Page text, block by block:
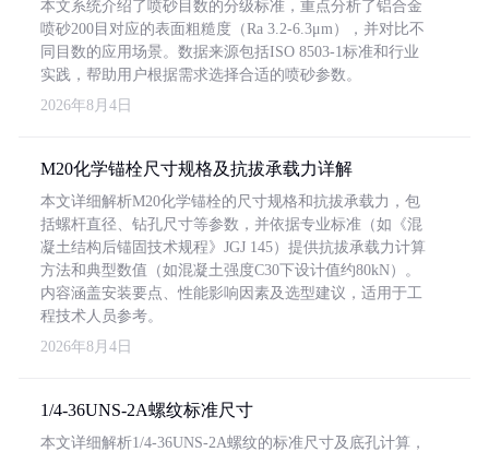
本文系统介绍了喷砂目数的分级标准，重点分析了铝合金
喷砂200目对应的表面粗糙度（Ra 3.2-6.3μm），并对比不
同目数的应用场景。数据来源包括ISO 8503-1标准和行业
实践，帮助用户根据需求选择合适的喷砂参数。
2026年8月4日
M20化学锚栓尺寸规格及抗拔承载力详解
本文详细解析M20化学锚栓的尺寸规格和抗拔承载力，包
括螺杆直径、钻孔尺寸等参数，并依据专业标准（如《混
凝土结构后锚固技术规程》JGJ 145）提供抗拔承载力计算
方法和典型数值（如混凝土强度C30下设计值约80kN）。
内容涵盖安装要点、性能影响因素及选型建议，适用于工
程技术人员参考。
2026年8月4日
1/4-36UNS-2A螺纹标准尺寸
本文详细解析1/4-36UNS-2A螺纹的标准尺寸及底孔计算，